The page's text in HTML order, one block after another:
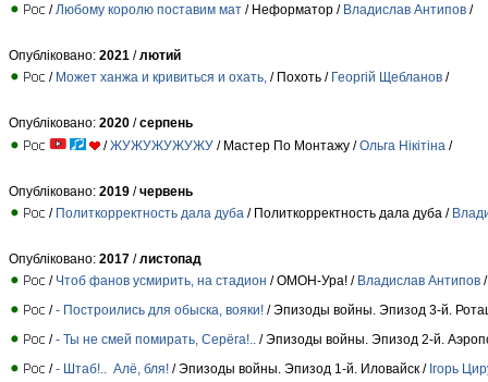
/ Любому королю поставим мат / Неформатор / Владислав Антипов /
Опубліковано: 2021 /лютий
/ Может ханжа и кривиться и охать, / Похоть / Георгій Щебланов /
Опубліковано: 2020 /серпень
/ЖУЖУЖУЖУЖУ / Мастер По Монтажу /Ольга Нікітіна /
Опубліковано: 2019 /червень
/ Политкорректность дала дуба / Политкорректность дала дуба /
Опубліковано: 2017 /листопад
/ Чтоб фанов усмирить, на стадион / ОМОН-Ура! / Владислав Антипов /
/- Построились для обыска, вояки! / Эпизоды войны. Эпизод 3-й.
/- Ты не смей помирать, Серёга!..
/ Эпизоды войны. Эпизод 2-й.
/- Штаб!.. Алё, бля! / Эпизоды войны. Эпизод 1-й. Иловайск / Ігорь